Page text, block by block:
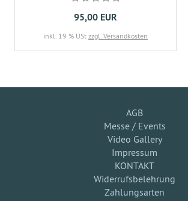
95,00 EUR
inkl. 19 % USt zzgl. Versandkosten
AGB
Messe / Events
Video Gallery
Impressum
KONTAKT
Widerrufsbelehrung
Zahlungsarten